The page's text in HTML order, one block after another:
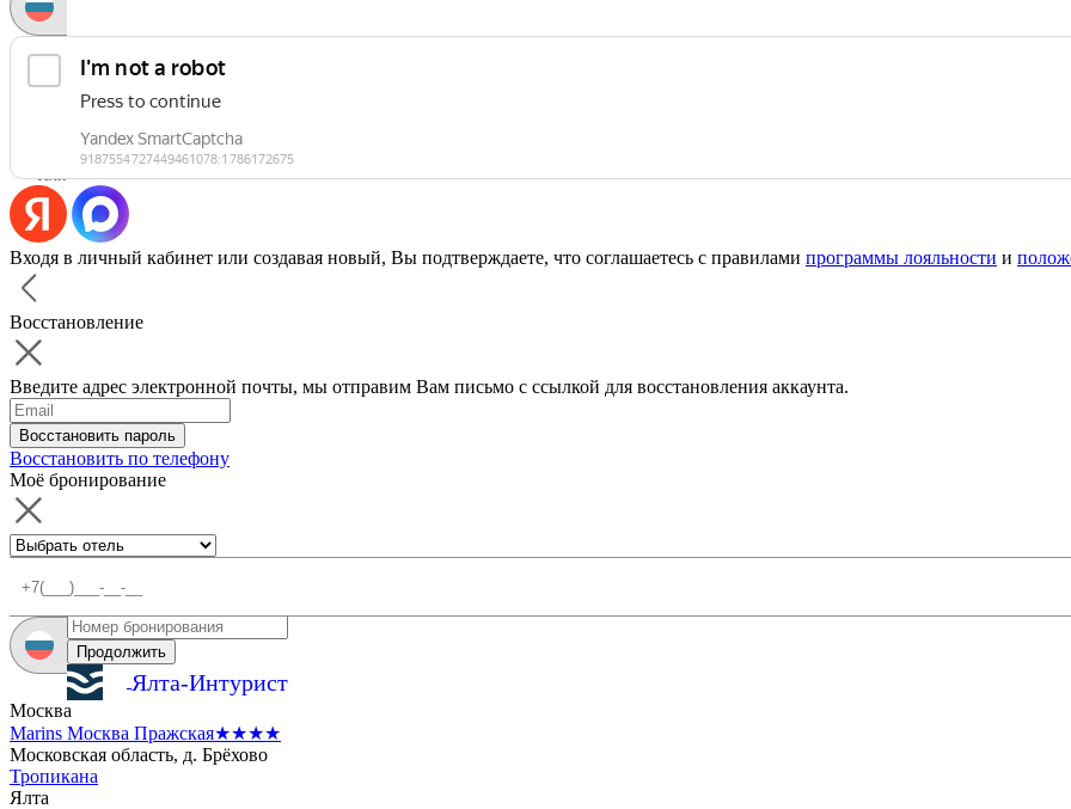
Запросить код
Уже есть аккаунт?Войти
Или
Входя в личный кабинет или создавая новый, Вы подтверждаете, что соглашаетесь с правилами программы лояльности и
Восстановление
Введите адрес электронной почты, мы отправим Вам письмо с ссылкой для восстановления аккаунта.
Восстановить пароль
Восстановить по телефону
Моё бронирование
Продолжить
Ялта-Интурист
Москва
Marins Москва Пражская★★★★
Московская область, д. Брёхово
Тропикана
Ялта